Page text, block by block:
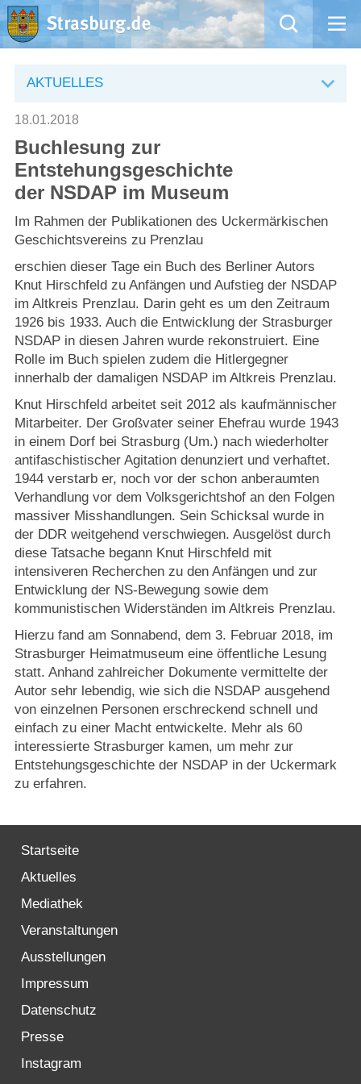
Aktuelles
Rathaus
Natur – Kultur – Tourismus
Wirtschaft
Kommentarrichtlinien und Netiquette für unsere Social Media-Kanäle
Willkommen in Strasburg (Uckermark)
Strasburger Ehrenamtspreis „SBG“
Welcome to Strasburg (Uckermark)
Ласкаво просимо до Штрасбурга (Уккермарк)
مرحبًا بكم في شتراسبورغ (أوكرمارك)
Bine ați venit în Strasburg (Uckermark)
Online-Bewerbungen
AKTUELLES
18.01.2018
Buchlesung zur
Entstehungsgeschichte
der NSDAP im Museum
Im Rahmen der Publikationen des Uckermärkischen
Geschichtsvereins zu Prenzlau
erschien dieser Tage ein Buch des Berliner Autors
Knut Hirschfeld zu Anfängen und Aufstieg der NSDAP
im Altkreis Prenzlau. Darin geht es um den Zeitraum
1926 bis 1933. Auch die Entwicklung der Strasburger
NSDAP in diesen Jahren wurde rekonstruiert. Eine
Rolle im Buch spielen zudem die Hitlergegner
innerhalb der damaligen NSDAP im Altkreis Prenzlau.
Knut Hirschfeld arbeitet seit 2012 als kaufmännischer
Mitarbeiter. Der Großvater seiner Ehefrau wurde 1943
in einem Dorf bei Strasburg (Um.) nach wiederholter
antifaschistischer Agitation denunziert und verhaftet.
1944 verstarb er, noch vor der schon anberaumten
Verhandlung vor dem Volksgerichtshof an den Folgen
massiver Misshandlungen. Sein Schicksal wurde in
der DDR weitgehend verschwiegen. Ausgelöst durch
diese Tatsache begann Knut Hirschfeld mit
intensiveren Recherchen zu den Anfängen und zur
Entwicklung der NS-Bewegung sowie dem
kommunistischen Widerständen im Altkreis Prenzlau.
Hierzu fand am Sonnabend, dem 3. Februar 2018, im
Strasburger Heimatmuseum eine öffentliche Lesung
statt. Anhand zahlreicher Dokumente vermittelte der
Autor sehr lebendig, wie sich die NSDAP ausgehend
von einzelnen Personen erschreckend schnell und
einfach zu einer Macht entwickelte. Mehr als 60
interessierte Strasburger kamen, um mehr zur
Entstehungsgeschichte der NSDAP in der Uckermark
zu erfahren.
Startseite
Aktuelles
Mediathek
Veranstaltungen
Ausstellungen
Impressum
Datenschutz
Presse
Instagram